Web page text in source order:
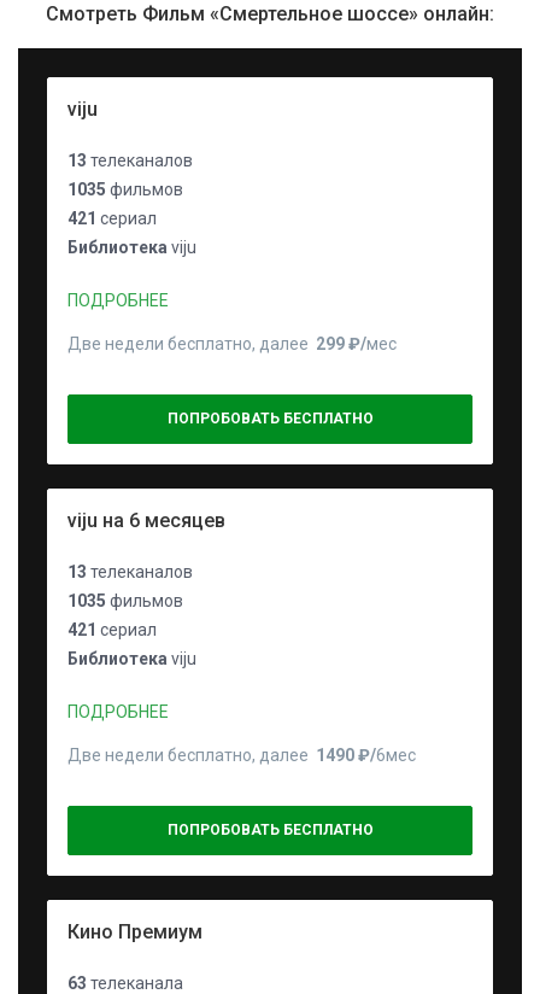
Смотреть Фильм «Смертельное шоссе» онлайн:
viju
13 телеканалов
1035 фильмов
421 сериал
Библиотека viju
ПОДРОБНЕЕ
Две недели бесплатно, далее 299 ₽⁠/⁠мес
ПОПРОБОВАТЬ БЕСПЛАТНО
viju на 6 месяцев
13 телеканалов
1035 фильмов
421 сериал
Библиотека viju
ПОДРОБНЕЕ
Две недели бесплатно, далее 1490 ₽⁠/⁠6мес
ПОПРОБОВАТЬ БЕСПЛАТНО
Кино Премиум
63 телеканала